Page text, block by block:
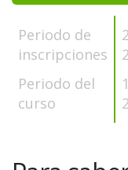
Periodo de
inscripciones
Periodo del
curso